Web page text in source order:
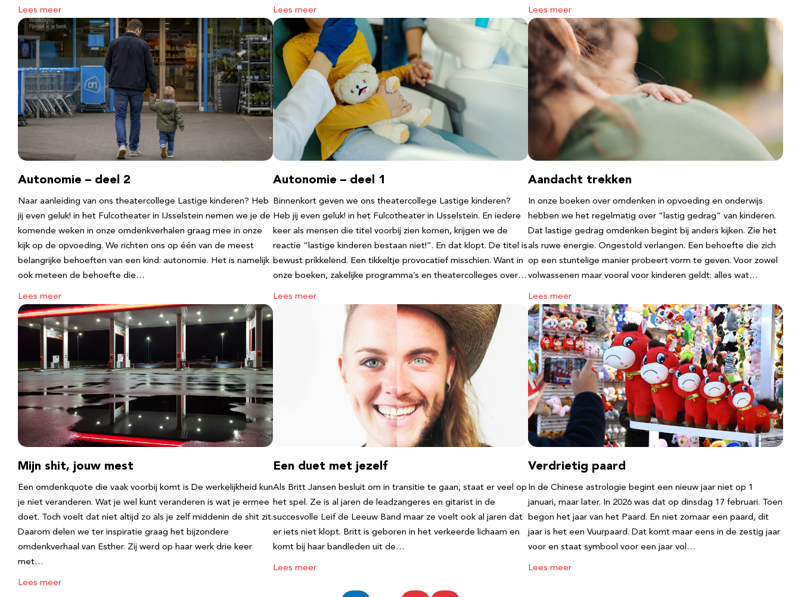
Lees meer Lees meer Lees meer
Autonomie – deel 2
Naar aanleiding van ons theatercollege Lastige kinderen? Heb
jij even geluk! in het Fulcotheater in IJsselstein nemen we je de
komende weken in onze omdenkverhalen graag mee in onze
kijk op de opvoeding. We richten ons op één van de meest
belangrijke behoeften van een kind: autonomie. Het is namelijk
ook meteen de behoefte die…
Lees meer
Autonomie – deel 1
Binnenkort geven we ons theatercollege Lastige kinderen?
Heb jij even geluk! in het Fulcotheater in IJsselstein. En iedere
keer als mensen die titel voorbij zien komen, krijgen we de
reactie “lastige kinderen bestaan niet!”. En dat klopt. De titel is
bewust prikkelend. Een tikkeltje provocatief misschien. Want in
onze boeken, zakelijke programma’s en theatercolleges over…
Lees meer
Aandacht trekken
In onze boeken over omdenken in opvoeding en onderwijs
hebben we het regelmatig over “lastig gedrag” van kinderen.
Dat lastige gedrag omdenken begint bij anders kijken. Zie het
als ruwe energie. Ongestold verlangen. Een behoefte die zich
op een stuntelige manier probeert vorm te geven. Voor zowel
volwassenen maar vooral voor kinderen geldt: alles wat…
Lees meer
Mijn shit, jouw mest
Een omdenkquote die vaak voorbij komt is De werkelijkheid kun
je niet veranderen. Wat je wel kunt veranderen is wat je ermee
doet. Toch voelt dat niet altijd zo als je zelf middenin de shit zit.
Daarom delen we ter inspiratie graag het bijzondere
omdenkverhaal van Esther. Zij werd op haar werk drie keer
met…
Lees meer
Een duet met jezelf
Als Britt Jansen besluit om in transitie te gaan, staat er veel op
het spel. Ze is al jaren de leadzangeres en gitarist in de
succesvolle Leif de Leeuw Band maar ze voelt ook al jaren dat
er iets niet klopt. Britt is geboren in het verkeerde lichaam en
komt bij haar bandleden uit de…
Lees meer
Verdrietig paard
In de Chinese astrologie begint een nieuw jaar niet op 1
januari, maar later. In 2026 was dat op dinsdag 17 februari. Toen
begon het jaar van het Paard. En niet zomaar een paard, dit
jaar is het een Vuurpaard. Dat komt maar eens in de zestig jaar
voor en staat symbool voor een jaar vol…
Lees meer